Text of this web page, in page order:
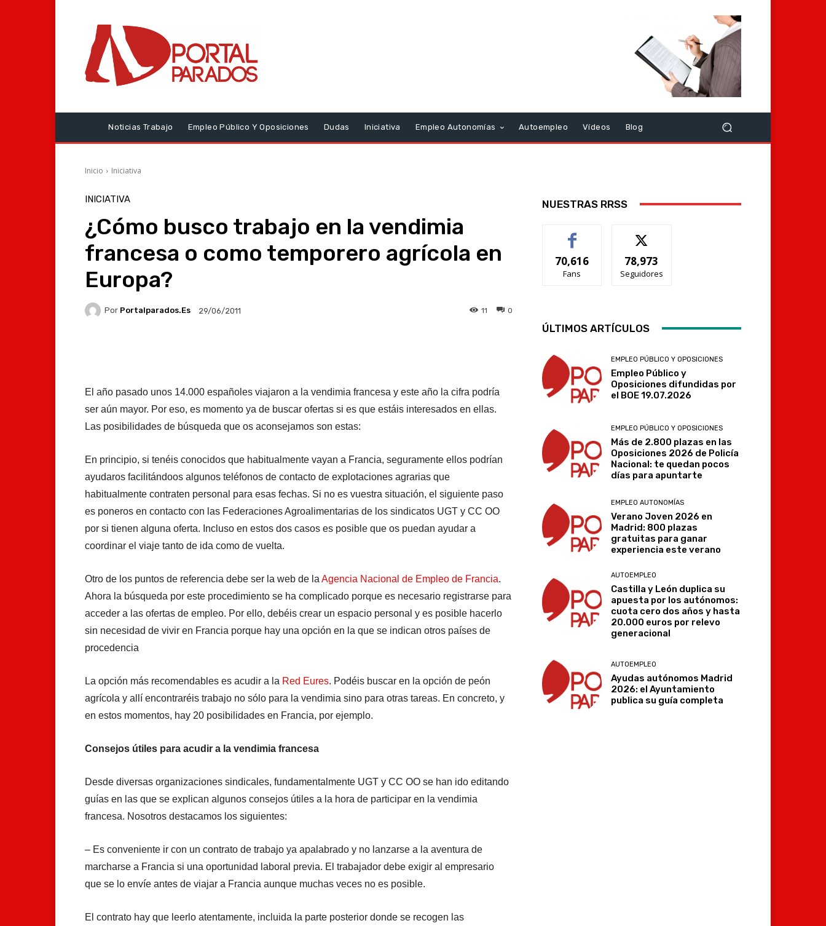
Noticias Trabajo Empleo Público Y Oposiciones Dudas Iniciativa Empleo Autonomías Autoempleo Vídeos Blog
Inicio Iniciativa
INICIATIVA
¿Cómo busco trabajo en la vendimia
francesa o como temporero agrícola en
Europa?
Por Portalparados.es 29/06/2011 0
11
El año pasado unos 14.000 españoles viajaron a la vendimia francesa y este año la cifra podría
ser aún mayor. Por eso, es momento ya de buscar ofertas si es que estáis interesados en ellas.
Las posibilidades de búsqueda que os aconsejamos son estas:
En principio, si tenéis conocidos que habitualmente vayan a Francia, seguramente ellos podrían
ayudaros facilitándoos algunos teléfonos de contacto de explotaciones agrarias que
habitualmente contraten personal para esas fechas. Si no es vuestra situación, el siguiente paso
es poneros en contacto con las Federaciones Agroalimentarias de los sindicatos UGT y CC OO
por si tienen alguna oferta. Incluso en estos dos casos es posible que os puedan ayudar a
coordinar el viaje tanto de ida como de vuelta.
Otro de los puntos de referencia debe ser la web de la Agencia Nacional de Empleo de Francia.
Ahora la búsqueda por este procedimiento se ha complicado porque es necesario registrarse para
acceder a las ofertas de empleo. Por ello, debéis crear un espacio personal y es posible hacerlo
sin necesidad de vivir en Francia porque hay una opción en la que se indican otros países de
procedencia
La opción más recomendables es acudir a la Red Eures. Podéis buscar en la opción de peón
agrícola y allí encontraréis trabajo no sólo para la vendimia sino para otras tareas. En concreto, y
en estos momentos, hay 20 posibilidades en Francia, por ejemplo.
Consejos útiles para acudir a la vendimia francesa
Desde diversas organizaciones sindicales, fundamentalmente UGT y CC OO se han ido editando
guías en las que se explican algunos consejos útiles a la hora de participar en la vendimia
francesa. Nosotros destacamos los siguientes:
– Es conveniente ir con un contrato de trabajo ya apalabrado y no lanzarse a la aventura de
marcharse a Francia si una oportunidad laboral previa. El trabajador debe exigir al empresario
que se lo envíe antes de viajar a Francia aunque muchas veces no es posible.
El contrato hay que leerlo atentamente, incluida la parte posterior donde se recogen las
NUESTRAS RRSS
70,616
Fans
78,973
Seguidores
ÚLTIMOS ARTÍCULOS
EMPLEO PÚBLICO Y OPOSICIONES
Empleo Público y
Oposiciones difundidas por
el BOE 19.07.2026
EMPLEO PÚBLICO Y OPOSICIONES
Más de 2.800 plazas en las
Oposiciones 2026 de Policía
Nacional: te quedan pocos
días para apuntarte
EMPLEO AUTONOMÍAS
Verano Joven 2026 en
Madrid: 800 plazas
gratuitas para ganar
experiencia este verano
AUTOEMPLEO
Castilla y León duplica su
apuesta por los autónomos:
cuota cero dos años y hasta
20.000 euros por relevo
generacional
AUTOEMPLEO
Ayudas autónomos Madrid
2026: el Ayuntamiento
publica su guía completa